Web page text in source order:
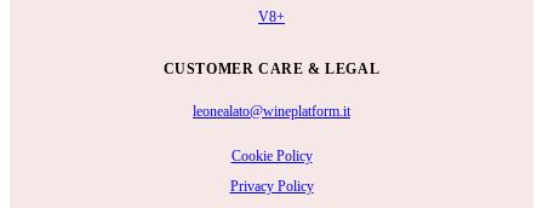
V8+
CUSTOMER CARE & LEGAL
leonealato@wineplatform.it
Cookie Policy
Privacy Policy